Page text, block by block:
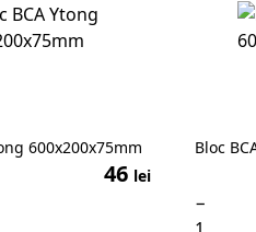
600x200x75mm
46 lei
Bloc
−